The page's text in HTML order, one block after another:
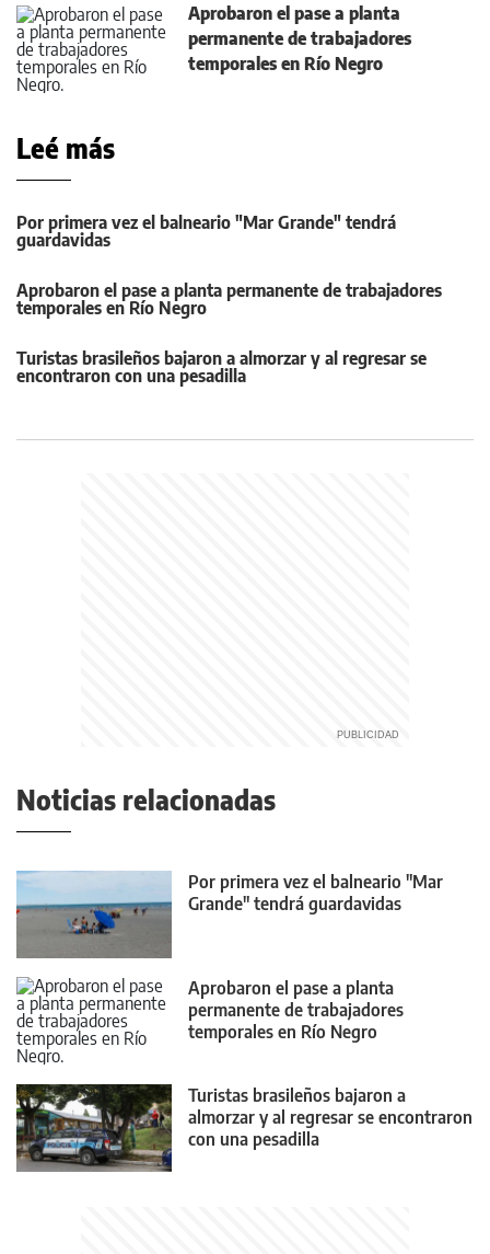
Aprobaron el pase a planta
permanente de trabajadores
temporales en Río Negro
Leé más
Por primera vez el balneario "Mar Grande" tendrá
guardavidas
Aprobaron el pase a planta permanente de trabajadores
temporales en Río Negro
Turistas brasileños bajaron a almorzar y al regresar se
encontraron con una pesadilla
Noticias relacionadas
Por primera vez el balneario "Mar
Grande" tendrá guardavidas
Aprobaron el pase a planta
permanente de trabajadores
temporales en Río Negro
Turistas brasileños bajaron a
almorzar y al regresar se encontraron
con una pesadilla